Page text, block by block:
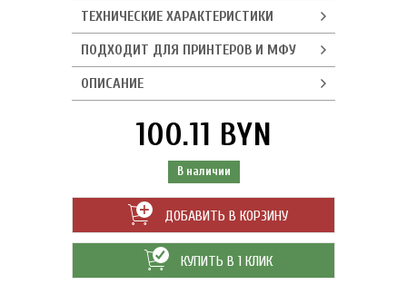
ТЕХНИЧЕСКИЕ ХАРАКТЕРИСТИКИ
ПОДХОДИТ ДЛЯ ПРИНТЕРОВ И МФУ
ОПИСАНИЕ
100.11 BYN
В наличии
ДОБАВИТЬ В КОРЗИНУ
КУПИТЬ В 1 КЛИК